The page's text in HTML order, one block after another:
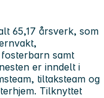
65,17 årsverk, som
samt
er inndelt i
tiltaksteam og
Tilknyttet